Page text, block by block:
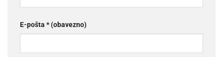
E-pošta * (obavezno)